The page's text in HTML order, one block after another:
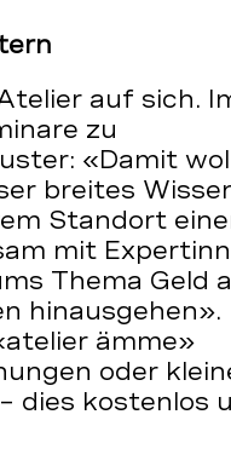
auf sich.
zu
«Damit
breites
Standort
mit
Thema Geld
hinausgehen».
ämme»
oder
dies kostenlos